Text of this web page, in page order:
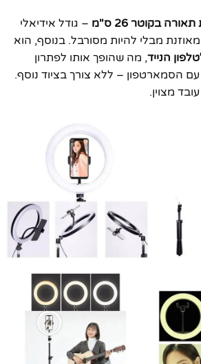
בקוטר 26 ס"מ
– גודל אידיאלי
מבלי להיות מסורבל. בנוסף, הוא
הנייד, מה שהופך אותו לפתרון
הסמארטפון – ללא צורך בציוד נוסף.
מצוין.